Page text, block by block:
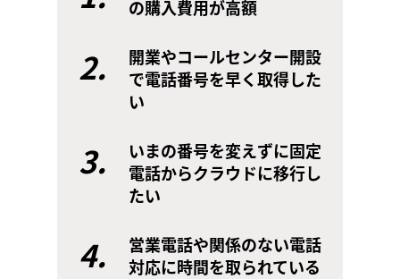
の購入費用が高額
2.
開業やコールセンター開設
で電話番号を早く取得した
い
3.
いまの番号を変えずに固定
電話からクラウドに移行し
たい
4.
営業電話や関係のない電話
対応に時間を取られている